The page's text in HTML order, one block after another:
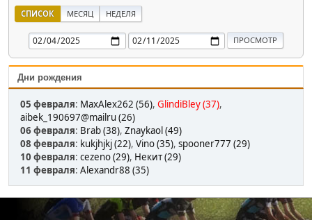
СПИСОК МЕСЯЦ НЕДЕЛЯ
Дни рождения
05 февраля: MaxAlex262 (56), GlindiBley (37),
aibek_190697@mailru (26)
06 февраля: Brab (38), Znaykaol (49)
08 февраля: kukjhjkj (22), Vino (35), spooner777 (29)
10 февраля: cezeno (29), Некит (29)
11 февраля: Alexandr88 (35)